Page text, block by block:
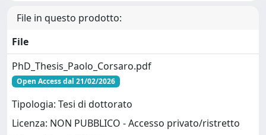
File in questo prodotto:
File
PhD_Thesis_Paolo_Corsaro.pdf
Open Access dal 21/02/2026
Tipologia: Tesi di dottorato
Licenza: NON PUBBLICO - Accesso privato/ristretto